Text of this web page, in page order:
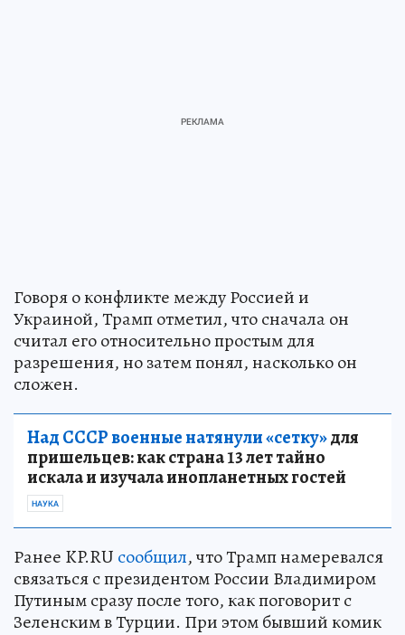
Говоря о конфликте между Россией и
Украиной, Трамп отметил, что сначала он
считал его относительно простым для
разрешения, но затем понял, насколько он
сложен.
Над СССР военные натянули «сетку»для
пришельцев: как страна 13 лет тайно
искала и изучала инопланетных гостей
НАУКА
Ранее KP.RU сообщил, что Трамп намеревался
связаться с президентом России Владимиром
Путиным сразу после того, как поговорит с
Зеленским в Турции. При этом бывший комик